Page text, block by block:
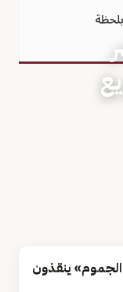
«مدني الجموم» ينقذون